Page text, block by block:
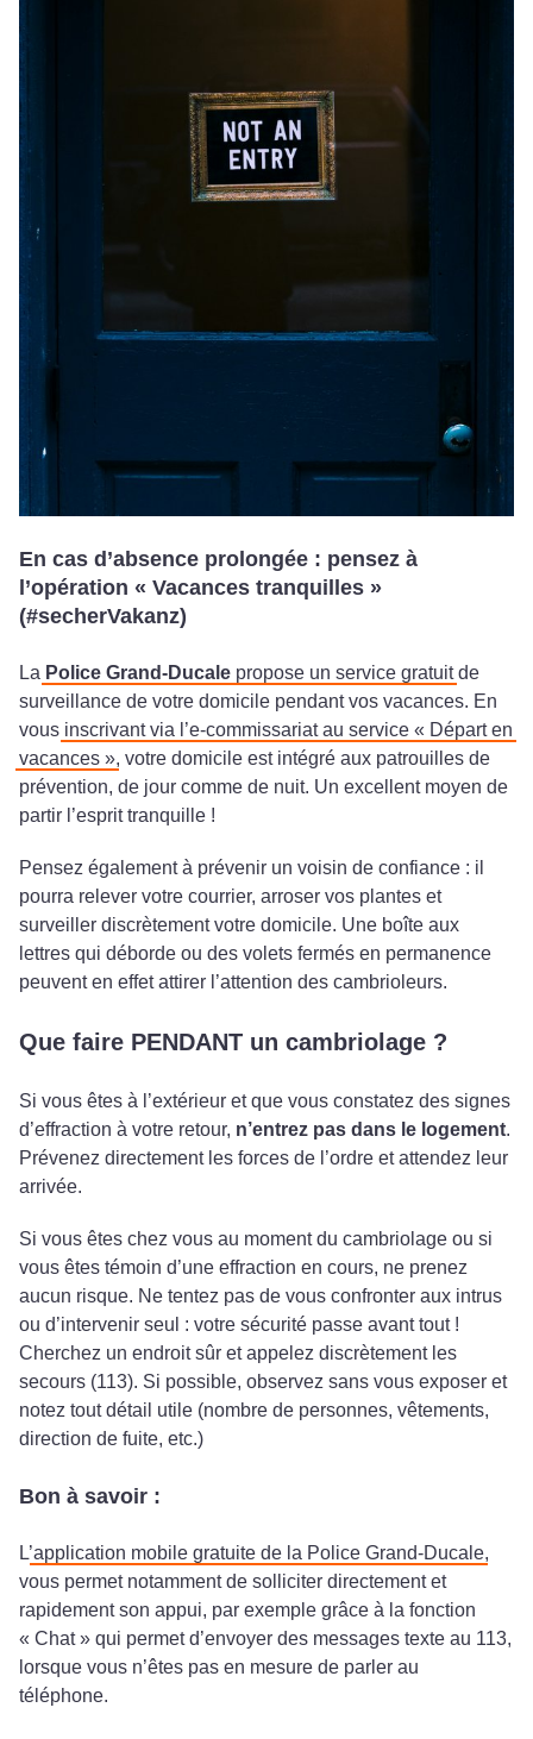
En cas d’absence prolongée : pensez à
l’opération « Vacances tranquilles »
(#secherVakanz)
La Police Grand-Ducale propose un service gratuitde
surveillance de votre domicile pendant vos vacances. En
vous inscrivant via l’e-commissariat au service « Départ en
vacances », votre domicile est intégré aux patrouilles de
prévention, de jour comme de nuit. Un excellent moyen de
partir l’esprit tranquille !
Pensez également à prévenir un voisin de confiance : il
pourra relever votre courrier, arroser vos plantes et
surveiller discrètement votre domicile. Une boîte aux
lettres qui déborde ou des volets fermés en permanence
peuvent en effet attirer l’attention des cambrioleurs.
Que faire PENDANT un cambriolage ?
Si vous êtes à l’extérieur et que vous constatez des signes
d’effraction à votre retour, n’entrez pas dans le logement.
Prévenez directement les forces de l’ordre et attendez leur
arrivée.
Si vous êtes chez vous au moment du cambriolage ou si
vous êtes témoin d’une effraction en cours, ne prenez
aucun risque. Ne tentez pas de vous confronter aux intrus
ou d’intervenir seul : votre sécurité passe avant tout !
Cherchez un endroit sûr et appelez discrètement les
secours (113). Si possible, observez sans vous exposer et
notez tout détail utile (nombre de personnes, vêtements,
direction de fuite, etc.)
Bon à savoir :
L’application mobile gratuite de la Police Grand-Ducale,
vous permet notamment de solliciter directement et
rapidement son appui, par exemple grâce à la fonction
« Chat » qui permet d’envoyer des messages texte au 113,
lorsque vous n’êtes pas en mesure de parler au
téléphone.